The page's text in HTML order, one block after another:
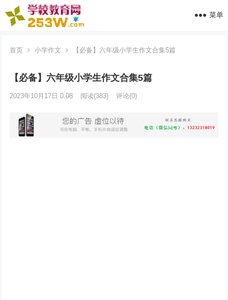
菜单
首页 小学作文 【必备】六年级小学生作文合集5篇
【必备】六年级小学生作文合集5篇
2023年10月17日 0:08 阅读(383) 评论(0)